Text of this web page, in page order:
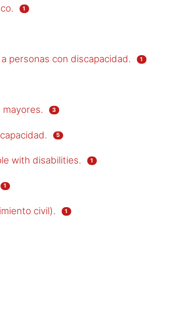
1
personas con discapacidad. 1
3
5
with disabilities. 1
1
civil). 1